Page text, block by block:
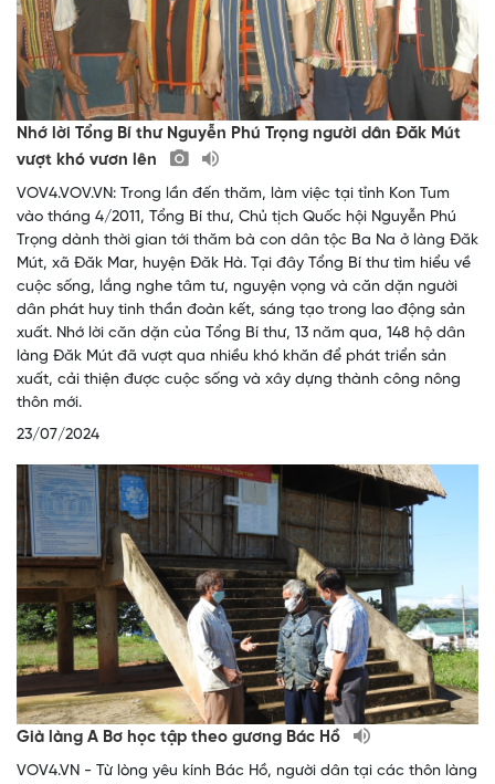
Nhớ lời Tổng Bí thư Nguyễn Phú Trọng người dân Đăk Mút
vượt khó vươn lên
VOV4.VOV.VN: Trong lần đến thăm, làm việc tại tỉnh Kon Tum
vào tháng 4/2011, Tổng Bí thư, Chủ tịch Quốc hội Nguyễn Phú
Trọng dành thời gian tới thăm bà con dân tộc Ba Na ở làng Đăk
Mút, xã Đăk Mar, huyện Đăk Hà. Tại đây Tổng Bí thư tìm hiểu về
cuộc sống, lắng nghe tâm tư, nguyện vọng và căn dặn người
dân phát huy tinh thần đoàn kết, sáng tạo trong lao động sản
xuất. Nhớ lời căn dặn của Tổng Bí thư, 13 năm qua, 148 hộ dân
làng Đăk Mút đã vượt qua nhiều khó khăn để phát triển sản
xuất, cải thiện được cuộc sống và xây dựng thành công nông
thôn mới.
23/07/2024
Già làng A Bơ học tập theo gương Bác Hồ
VOV4.VN - Từ lòng yêu kính Bác Hồ, người dân tại các thôn làng